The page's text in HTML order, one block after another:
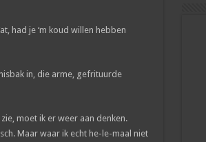
had je ‘m koud willen hebben
in, die arme, gefrituurde
moet ik er weer aan denken.
Maar waar ik echt he-le-maal niet